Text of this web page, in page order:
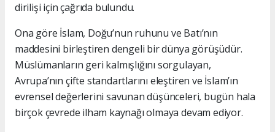
dirilişi için çağrıda bulundu.
Ona göre İslam, Doğu’nun ruhunu ve Batı’nın
maddesini birleştiren dengeli bir dünya görüşüdür.
Müslümanların geri kalmışlığını sorgulayan,
Avrupa’nın çifte standartlarını eleştiren ve İslam’ın
evrensel değerlerini savunan düşünceleri, bugün hala
birçok çevrede ilham kaynağı olmaya devam ediyor.